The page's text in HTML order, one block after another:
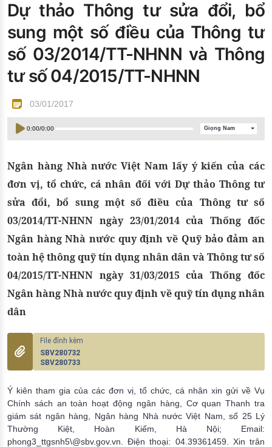
Đào tạo ISO
Dự thảo Thông tư sửa đổi, bổ
sung một số điều của Thông tư
số 03/2014/TT-NHNN và Thông
tư số 04/2015/TT-NHNN
03/01/2017
0:00/0:00 Giọng Nam
Ngân hàng Nhà nước Việt Nam lấy ý kiến của các
đơn vị, tổ chức, cá nhân đối với Dự thảo Thông tư
sửa đổi, bổ sung một số điều của Thông tư số
03/2014/TT-NHNN ngày 23/01/2014 của Thống đốc
Ngân hàng Nhà nước quy định về Quỹ bảo đảm an
toàn hệ thông quỹ tín dụng nhân dân và Thông tư số
04/2015/TT-NHNN ngày 31/03/2015 của Thống đốc
Ngân hàng Nhà nước quy định về quỹ tín dụng nhân
dân
SBV280732
SBV280733
Ý kiên tham gia của các đơn vị, tổ chức, cá nhân xin gửi về Vụ
Chính sách an toàn hoạt động ngân hàng, Cơ quan Thanh tra
giám sát ngân hàng, Ngân hàng Nhà nước Việt Nam, số 25 Lý
Thường Kiệt, Hoàn Kiếm, Hà Nội; Email:
phong3_ttgsnh5\@sbv.gov.vn. Điện thoại: 04.39361459. Xin trân